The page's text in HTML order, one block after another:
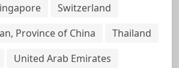
Switzerland
Province of China
Thailand
United Arab Emirates